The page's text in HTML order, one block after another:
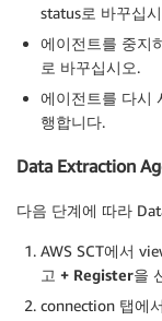
status로 바꾸십
에이전트를 중지
로 바꾸십시오.
에이전트를 다시
행합니다.
Data Extraction
다음 단계에 따라
AWS SCT에서
고 + Register을
connection 탭에